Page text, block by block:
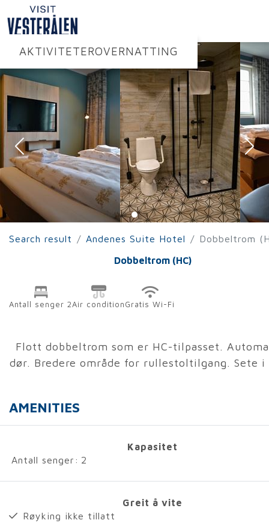
AKTIVITETEROVERNATTING
Search result Andenes Suite Hotel
Dobbeltrom
Dobbeltrom (HC)
Antall senger 2Air conditionGratis Wi-Fi
Flott dobbeltrom som er HC-tilpasset.
dør. Bredere område for rullestoltilgang. Sete i
AMENITIES
Kapasitet
Antall senger: 2
Greit å vite
Røyking ikke tillatt